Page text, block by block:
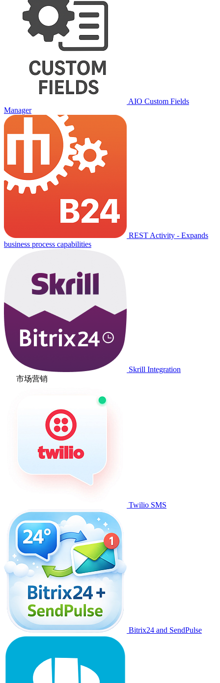
AIO Custom Fields
Manager
REST Activity - Expands
business process capabilities
Skrill Integration
市场营销
Twilio SMS
Bitrix24 and SendPulse